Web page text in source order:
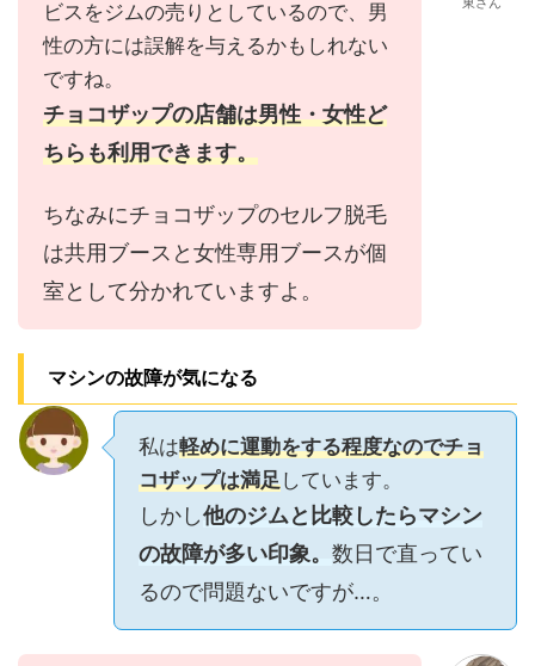
ビスをジムの売りとしているので、男
性の方には誤解を与えるかもしれない
ですね。
チョコザップの店舗は男性・女性ど
ちらも利用できます。
ちなみにチョコザップのセルフ脱毛
は共用ブースと女性専用ブースが個
室として分かれていますよ。
マシンの故障が気になる
私は軽めに運動をする程度なのでチョ
コザップは満足しています。
しかし他のジムと比較したらマシン
の故障が多い印象。 数日で直ってい
るので問題ないですが…。